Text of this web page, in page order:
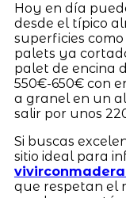
Hoy en día
desde el típico
superficies
palets ya
palet de encina
550€-650€ con
a granel en un
salir por unos
Si buscas
sitio ideal para
que respetan el